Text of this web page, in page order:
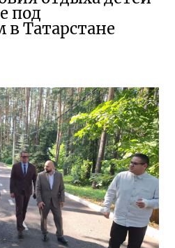
под
в Татарстане